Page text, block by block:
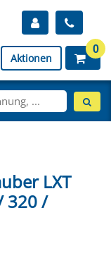
Aktionen
0
LXT
320 /